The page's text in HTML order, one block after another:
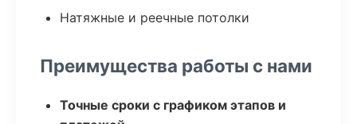
Натяжные и реечные потолки
Преимущества работы с нами
Точные сроки с графиком этапов и